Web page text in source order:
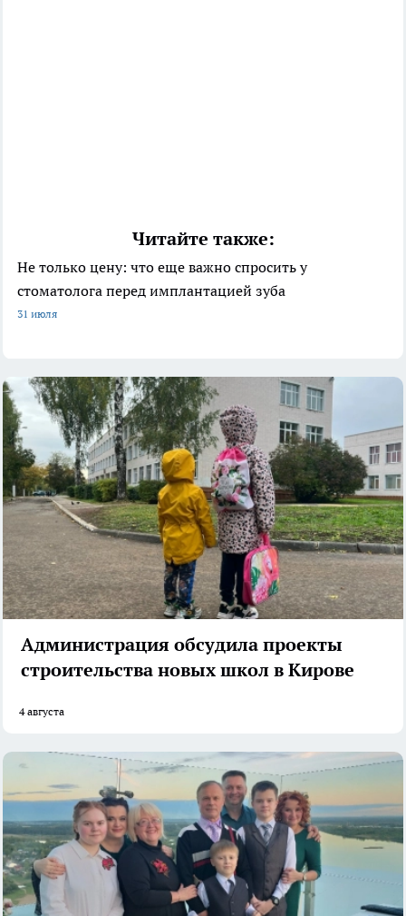
Читайте также:
Не только цену: что еще важно спросить у
стоматолога перед имплантацией зуба
31 июля
Администрация обсудила проекты
строительства новых школ в Кирове
4 августа